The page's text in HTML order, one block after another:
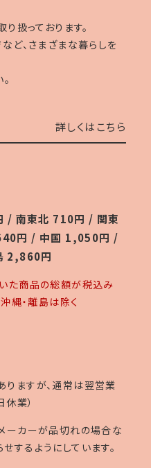
扱っております。
ど、さまざまな暮らしを
詳しくはこちら
/ 南東北 710円 / 関東
640円 / 中国 1,050円 /
2,860円
た商品の総額が税込み
・離島は除く
ますが、通常は翌営業
休業）
ーカーが品切れの場合な
するようにしています。